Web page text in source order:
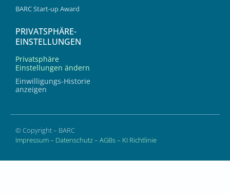
BARC Start-up Award
PRIVATSPHÄRE-
EINSTELLUNGEN
Privatsphäre
Einstellungen ändern
Einwilligungs-Historie
anzeigen
© Copyright – BARC
Impressum– Datenschutz– AGBs– KI Richtlinie